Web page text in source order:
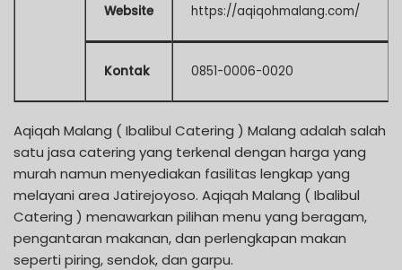
Website https://aqiqohmalang.com/
Kontak 0851-0006-0020
Aqiqah Malang ( Ibalibul Catering ) Malang adalah salah
satu jasa catering yang terkenal dengan harga yang
murah namun menyediakan fasilitas lengkap yang
melayani area Jatirejoyoso. Aqiqah Malang ( Ibalibul
Catering ) menawarkan pilihan menu yang beragam,
pengantaran makanan, dan perlengkapan makan
seperti piring, sendok, dan garpu.